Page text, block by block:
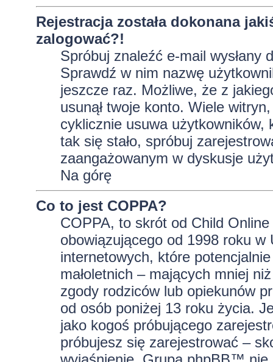
Rejestracja została dokonana
zalogować?!
Spróbuj znaleźć e-mail wysłany
Sprawdź w nim nazwę
jeszcze raz. Możliwe, że z
usunął twoje konto. Wiele
cyklicznie usuwa użytkowników,
tak się stało, spróbuj
zaangażowanym w dyskusje
Na górę
Co to jest COPPA?
COPPA, to skrót od Child
obowiązującego od 1998 roku w
internetowych, które
małoletnich – mających mniej
zgody rodziców lub opiekunów
od osób poniżej 13 roku życia.
jako kogoś próbującego
próbujesz się zarejestrować –